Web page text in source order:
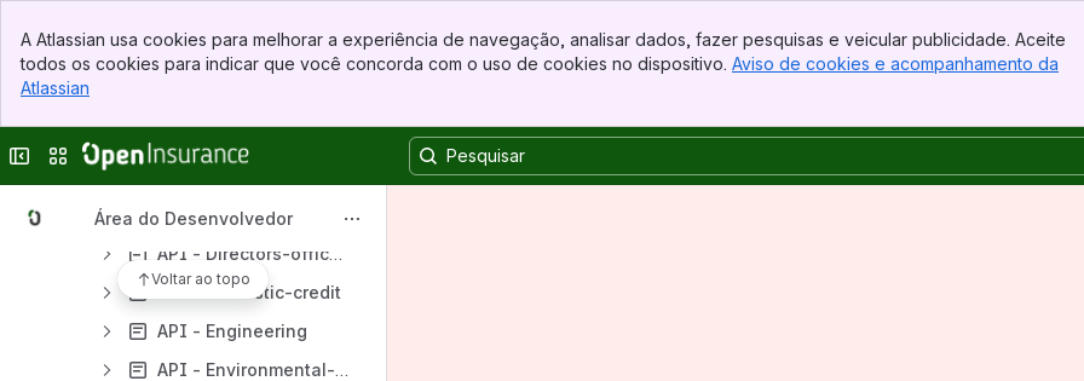
Banner
Top Bar
Sidebar
A Atlassian usa cookies para melhorar a experiência de navegação, analisar dados, fazer pesquisas e veicular publicidade. Aceite
todos os cookies para indicar que você concorda com o uso de cookies no dispositivo. Aviso de cookies e acompanhamento da
Atlassian
Esconder barra lateral
Trocar sites ou aplicativos
Área do Desenvolvedor
Voltar ao topo
API - Auto-insurance
API - Cyber-risk
API - Directors-officers-liability
API - Domestic-credit
API - Engineering
API - Environmental-liability